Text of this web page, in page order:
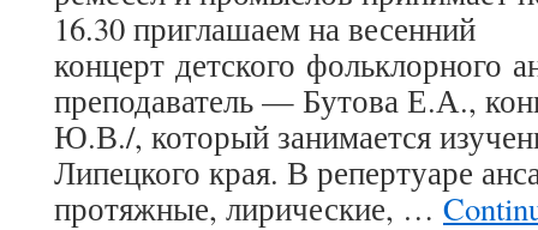
16.30 приглашаем на весенний
концерт детского фольклорного
преподаватель — Бутова Е.А.,
Ю.В./, который занимается
Липецкого края. В репертуаре
протяжные, лирические, …